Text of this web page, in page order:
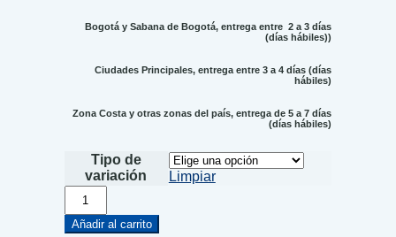
Bogotá y Sabana de Bogotá, entrega entre 2 a 3 días
(días hábiles))
Ciudades Principales, entrega entre 3 a 4 días (días
hábiles)
Zona Costa y otras zonas del país, entrega de 5 a 7 días
(días hábiles)
Tipo de
variación
Limpiar
Mensajero
de
Añadir al carrito